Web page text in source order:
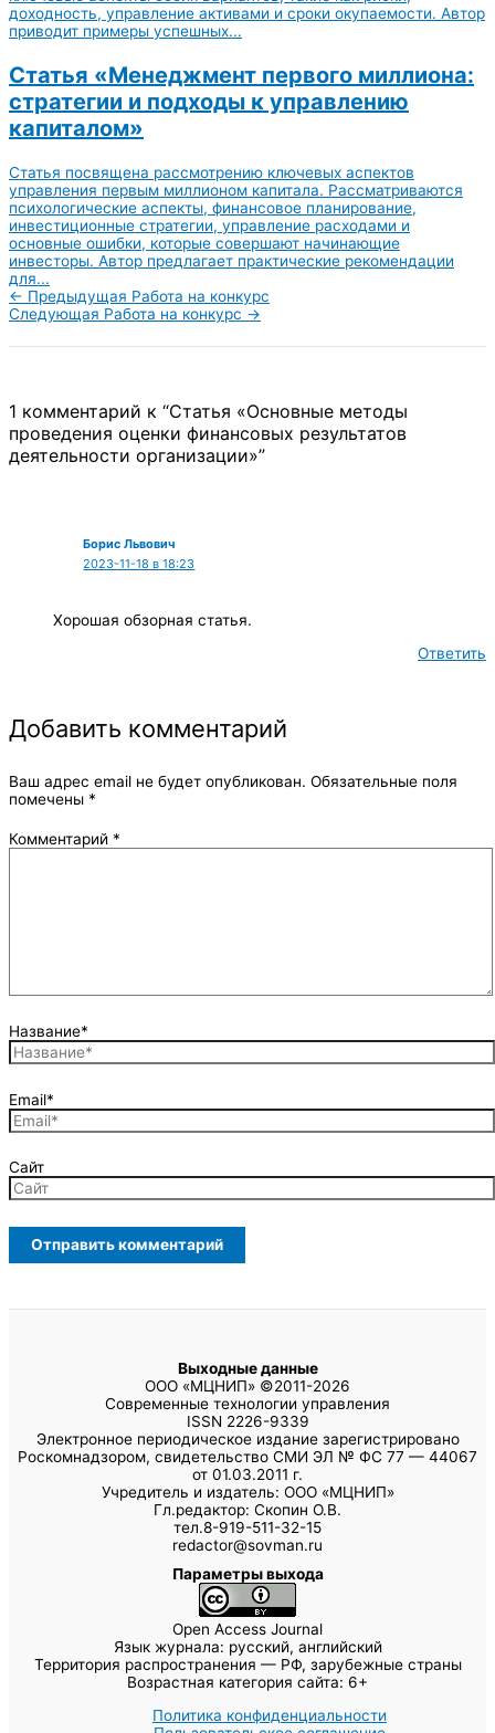
доходность, управление активами и сроки окупаемости. Автор
приводит примеры успешных...
Статья «Менеджмент первого миллиона:
стратегии и подходы к управлению
капиталом»
Статья посвящена рассмотрению ключевых аспектов
управления первым миллионом капитала. Рассматриваются
психологические аспекты, финансовое планирование,
инвестиционные стратегии, управление расходами и
основные ошибки, которые совершают начинающие
инвесторы. Автор предлагает практические рекомендации
для...
← Предыдущая Работа на конкурс
Следующая Работа на конкурс →
1 комментарий к “Статья «Основные методы
проведения оценки финансовых результатов
деятельности организации»”
Борис Львович
2023-11-18 в 18:23
Хорошая обзорная статья.
Ответить
Добавить комментарий
Ваш адрес email не будет опубликован. Обязательные поля
помечены *
Комментарий *
Название*
Email*
Сайт
Выходные данные
ООО «МЦНИП» ©2011-2026
Современные технологии управления
ISSN 2226-9339
Электронное периодическое издание зарегистрировано
Роскомнадзором, свидетельство СМИ ЭЛ № ФС 77 — 44067
от 01.03.2011 г.
Учредитель и издатель: ООО «МЦНИП»
Гл.редактор: Скопин О.В.
тел.8-919-511-32-15
redactor@sovman.ru
Параметры выхода
Open Access Journal
Язык журнала: русский, английский
Территория распространения — РФ, зарубежные страны
Возрастная категория сайта: 6+
Политика конфиденциальности